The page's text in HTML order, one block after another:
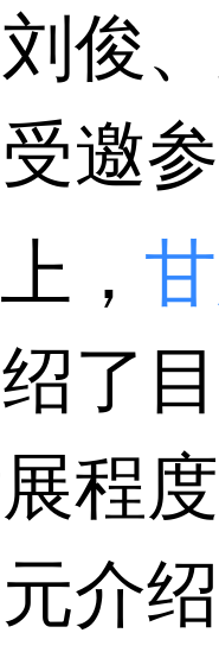
俊
邀
，
了
程
介